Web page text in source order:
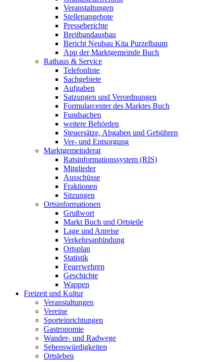
Veranstaltungen
Stellenangebote
Presseberichte
Breitbandausbau
Bericht Neubau Kita Purzelbaum
App der Marktgemeinde Buch
Rathaus & Service
Telefonliste
Sachgebiete
Aufgaben
Satzungen und Verordnungen
Formularcenter des Marktes Buch
Fundsachen
weitere Behörden
Steuersätze, Abgaben und Gebühren
Ver- und Entsorgung
Marktgemeinderat
Ratsinformationssystem (RIS)
Mitglieder
Ausschüsse
Fraktionen
Sitzungen
Ortsinformationen
Grußwort
Markt Buch und Ortsteile
Lage und Anreise
Verkehrsanbindung
Ortsplan
Statistik
Feuerwehren
Geschichte
Wappen
Freizeit und Kultur
Veranstaltungen
Vereine
Sporteinrichtungen
Gastronomie
Wander- und Radwege
Sehenswürdigkeiten
Ortsleben